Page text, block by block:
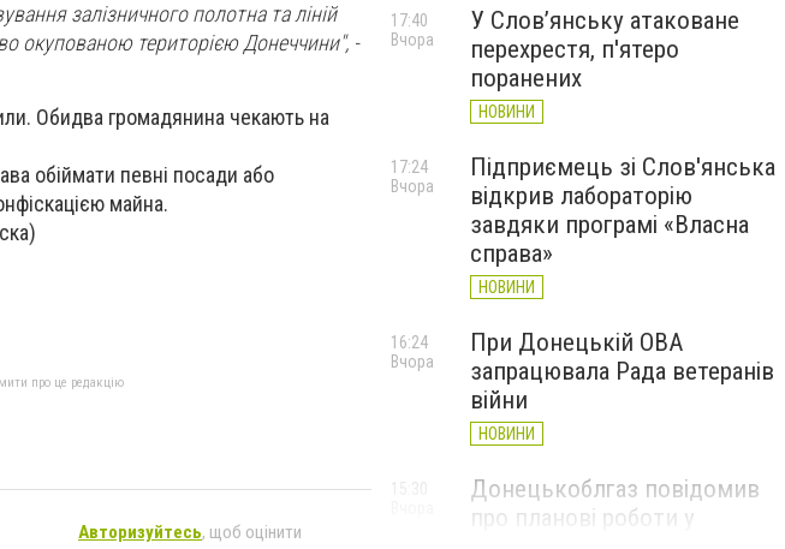
залізничного полотна та ліній
окупованою територією Донеччини", -
Обидва громадянина чекають на
обіймати певні посади або
майна.
про це редакцію
Авторизуйтесь, щоб оцінити
У Слов’янську атаковане
перехрестя, п'ятеро
поранених
НОВИНИ
17:40
Вчора
Підприємець зі Слов'янська
відкрив лабораторію
завдяки програмі «Власна
справа»
НОВИНИ
17:24
Вчора
При Донецькій ОВА
запрацювала Рада ветеранів
війни
НОВИНИ
16:24
Вчора
Донецькоблгаз повідомив
про планові роботи у
15:30